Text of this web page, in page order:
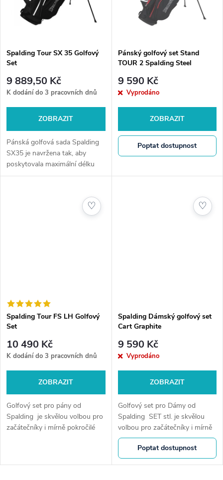
Spalding Tour SX 35 Golfový
Set
9 889,50 Kč
K dodání do 3 pracovních dnů
ZOBRAZIT
Pánská golfová sada Spalding
SX35 je navržena tak, aby
poskytovala maximální délku
ran, vysokou toleranci chyb a
celým bagem. Je ideální pro...
Pánský golfový set Stand
TOUR 2 Spalding Steel
9 590 Kč
Vyprodáno
ZOBRAZIT
Poptat dostupnost
Spalding Tour FS LH Golfový
Set
10 490 Kč
K dodání do 3 pracovních dnů
ZOBRAZIT
Golfový set pro pány od
Spalding je skvělou volbou pro
začátečníky i mírně pokročilé
♡
Spalding Dámský golfový set
Cart Graphite
9 590 Kč
Vyprodáno
ZOBRAZIT
Golfový set pro Dámy od
Spalding SET stl. je skvělou
volbou pro začátečníky i mírně
pokročilé golfistky.
Poptat dostupnost
♡